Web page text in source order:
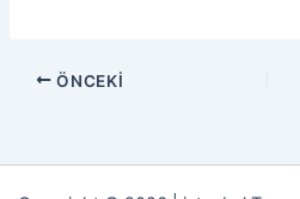
ÖNCEKI